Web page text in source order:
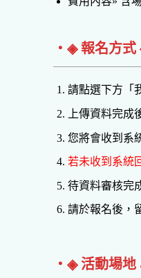
‧◈ 報名方
請點選下方「
上傳資料完成
您將會收到系
若未收到系統
待資料審核完
請於報名後，
‧◈ 活動場